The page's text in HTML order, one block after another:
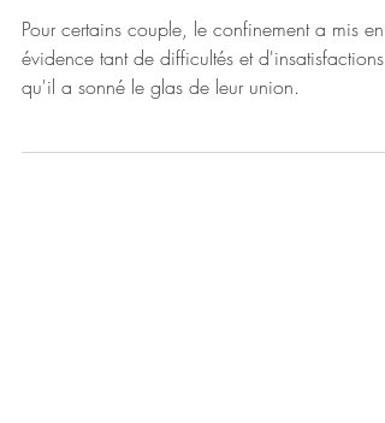
post-confinement
Pour certains couple, le confinement a mis en
évidence tant de difficultés et d'insatisfactions